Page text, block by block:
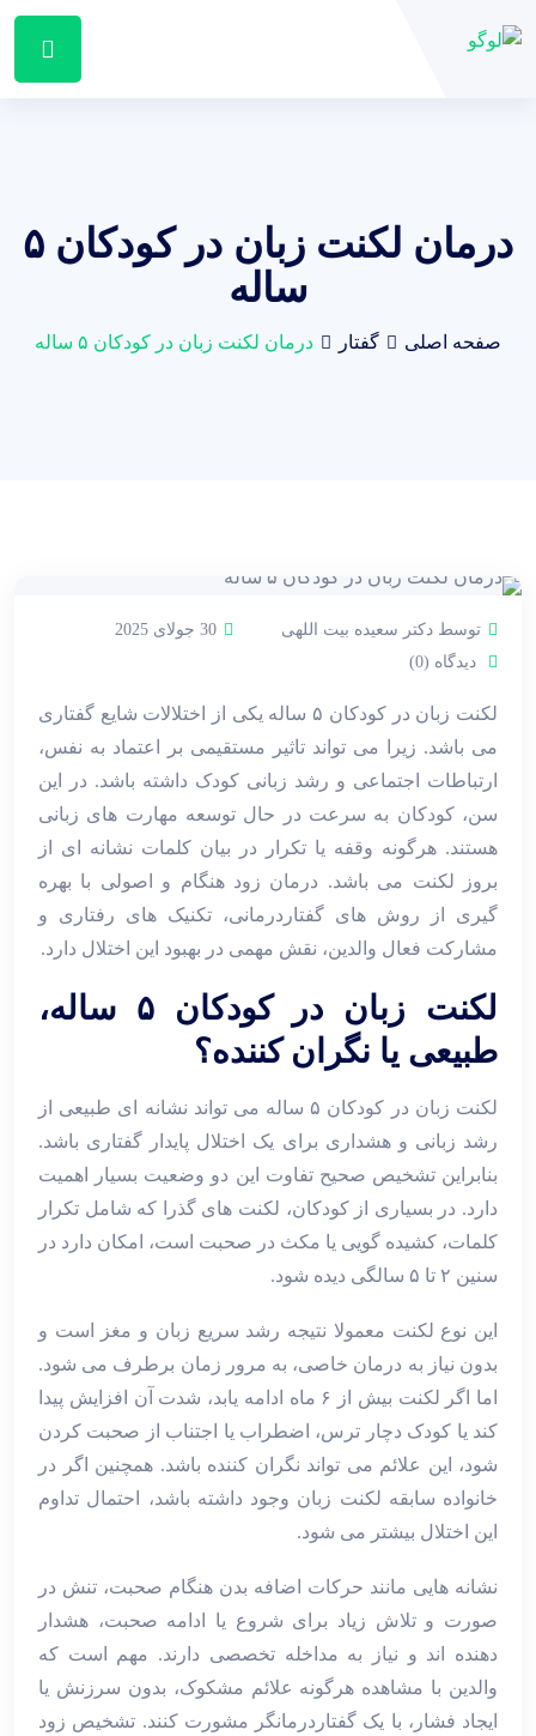
درمان لکنت زبان در کودکان ۵
ساله
صفحه اصلی گفتار درمان لکنت زبان در کودکان ۵ ساله
توسط دکتر سعیده بیت اللهی
30 جولای 2025
دیدگاه (0)
لکنت زبان در کودکان ۵ ساله یکی از اختلالات شایع گفتاری
می باشد. زیرا می ‌تواند تاثیر مستقیمی بر اعتماد به نفس،
ارتباطات اجتماعی و رشد زبانی کودک داشته باشد. در این
سن، کودکان به سرعت در حال توسعه مهارت ‌های زبانی
هستند. هرگونه وقفه یا تکرار در بیان کلمات نشانه ‌ای از
بروز لکنت می باشد. درمان زود هنگام و اصولی با بهره‌
گیری از روش ‌های گفتاردرمانی، تکنیک ‌های رفتاری و
مشارکت فعال والدین، نقش مهمی در بهبود این اختلال دارد.
لکنت زبان در کودکان ۵ ساله،
طبیعی یا نگران کننده؟
لکنت زبان در کودکان ۵ ساله می ‌تواند نشانه‌ ای طبیعی از
رشد زبانی و هشداری برای یک اختلال پایدار گفتاری باشد.
بنابراین تشخیص صحیح تفاوت این دو وضعیت بسیار اهمیت
دارد. در بسیاری از کودکان، لکنت ‌های گذرا که شامل تکرار
کلمات، کشیده ‌گویی یا مکث در صحبت است، امکان دارد در
سنین ۲ تا ۵ سالگی دیده شود.
این نوع لکنت معمولا نتیجه رشد سریع زبان و مغز است و
بدون نیاز به درمان خاصی، به مرور زمان برطرف می ‌شود.
اما اگر لکنت بیش از ۶ ماه ادامه یابد، شدت آن افزایش پیدا
کند یا کودک دچار ترس، اضطراب یا اجتناب از صحبت کردن
شود، این علائم می‌ تواند نگران ‌کننده باشد. همچنین اگر در
خانواده سابقه لکنت زبان وجود داشته باشد، احتمال تداوم
این اختلال بیشتر می ‌شود.
نشانه‌ هایی مانند حرکات اضافه بدن هنگام صحبت، تنش در
صورت و تلاش زیاد برای شروع یا ادامه صحبت، هشدار
دهنده ‌اند و نیاز به مداخله تخصصی دارند. مهم است که
والدین با مشاهده هرگونه علائم مشکوک، بدون سرزنش یا
ایجاد فشار، با یک گفتاردرمانگر مشورت کنند. تشخیص زود